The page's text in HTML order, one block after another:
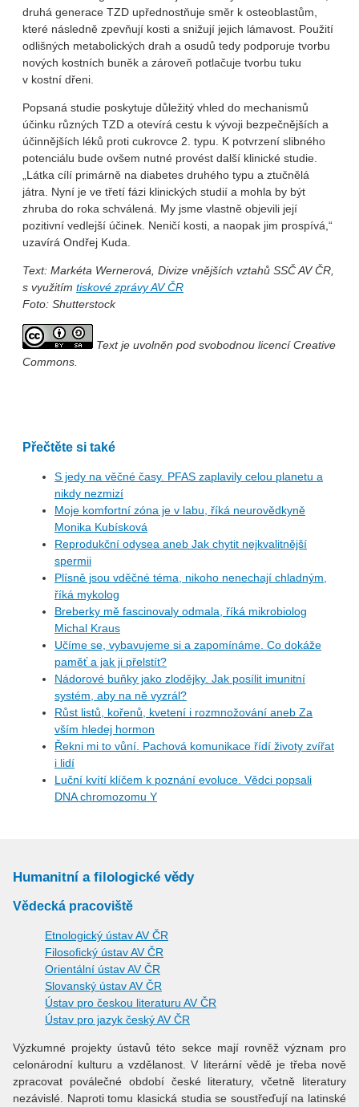
druhá generace TZD upřednostňuje směr k osteoblastům,
které následně zpevňují kosti a snižují jejich lámavost. Použití
odlišných metabolických drah a osudů tedy podporuje tvorbu
nových kostních buněk a zároveň potlačuje tvorbu tuku
v kostní dřeni.
Popsaná studie poskytuje důležitý vhled do mechanismů
účinku různých TZD a otevírá cestu k vývoji bezpečnějších a
účinnějších léků proti cukrovce 2. typu. K potvrzení slibného
potenciálu bude ovšem nutné provést další klinické studie.
„Látka cílí primárně na diabetes druhého typu a ztučnělá
játra. Nyní je ve třetí fázi klinických studií a mohla by být
zhruba do roka schválená. My jsme vlastně objevili její
pozitivní vedlejší účinek. Neničí kosti, a naopak jim prospívá,“
uzavírá Ondřej Kuda.
Text: Markéta Wernerová, Divize vnějších vztahů SSČ AV ČR,
s využitím tiskové zprávy AV ČR
Foto: Shutterstock
Text je uvolněn pod svobodnou licencí Creative
Commons.
Přečtěte si také
S jedy na věčné časy. PFAS zaplavily celou planetu a
nikdy nezmizí
Moje komfortní zóna je v labu, říká neurovědkyně
Monika Kubísková
Reprodukční odysea aneb Jak chytit nejkvalitnější
spermii
Plísně jsou vděčné téma, nikoho nenechají chladným,
říká mykolog
Breberky mě fascinovaly odmala, říká mikrobiolog
Michal Kraus
Učíme se, vybavujeme si a zapomínáme. Co dokáže
paměť a jak ji přelstít?
Nádorové buňky jako zlodějky. Jak posílit imunitní
systém, aby na ně vyzrál?
Růst listů, kořenů, kvetení i rozmnožování aneb Za
vším hledej hormon
Řekni mi to vůní. Pachová komunikace řídí životy zvířat
i lidí
Luční kvítí klíčem k poznání evoluce. Vědci popsali
DNA chromozomu Y
Humanitní a filologické vědy
Vědecká pracoviště
Etnologický ústav AV ČR
Filosofický ústav AV ČR
Orientální ústav AV ČR
Slovanský ústav AV ČR
Ústav pro českou literaturu AV ČR
Ústav pro jazyk český AV ČR
Výzkumné projekty ústavů této sekce mají rovněž význam pro
celonárodní kulturu a vzdělanost. V literární vědě je třeba nově
zpracovat poválečné období české literatury, včetně literatury
nezávislé. Naproti tomu klasická studia se soustřeďují na latinské